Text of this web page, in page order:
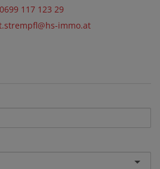
0699 117 123 29
immo.at